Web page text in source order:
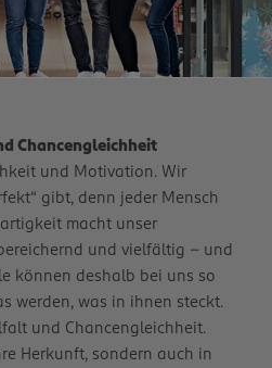
Chancengleichheit
und Motivation. Wir
gibt, denn jeder Mensch
macht unser
und vielfältig – und
können deshalb bei uns so
werden, was in ihnen steckt.
und Chancengleichheit.
Herkunft, sondern auch in